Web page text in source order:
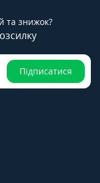
та знижок?
Підписатися